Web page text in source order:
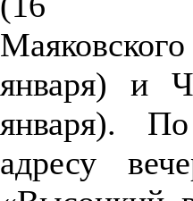
января) и
января).
адресу